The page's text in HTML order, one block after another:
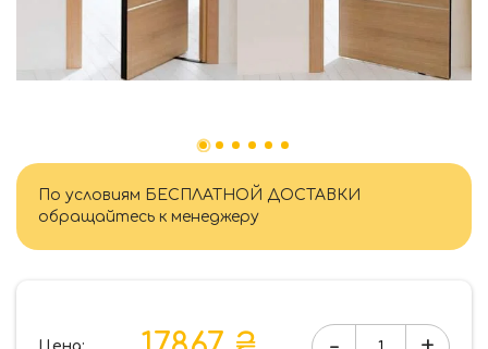
По условиям БЕСПЛАТНОЙ ДОСТАВКИ
обращайтесь к менеджеру